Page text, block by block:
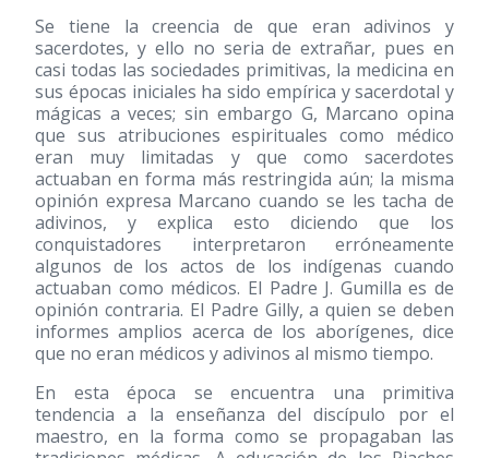
Se tiene la creencia de que eran adivinos y
sacerdotes, y ello no seria de extrañar, pues en
casi todas las sociedades primitivas, la medicina en
sus épocas iniciales ha sido empírica y sacerdotal y
mágicas a veces; sin embargo G, Marcano opina
que sus atribuciones espirituales como médico
eran muy limitadas y que como sacerdotes
actuaban en forma más restringida aún; la misma
opinión expresa Marcano cuando se les tacha de
adivinos, y explica esto diciendo que los
conquistadores interpretaron erróneamente
algunos de los actos de los indígenas cuando
actuaban como médicos. El Padre J. Gumilla es de
opinión contraria. El Padre Gilly, a quien se deben
informes amplios acerca de los aborígenes, dice
que no eran médicos y adivinos al mismo tiempo.
En esta época se encuentra una primitiva
tendencia a la enseñanza del discípulo por el
maestro, en la forma como se propagaban las